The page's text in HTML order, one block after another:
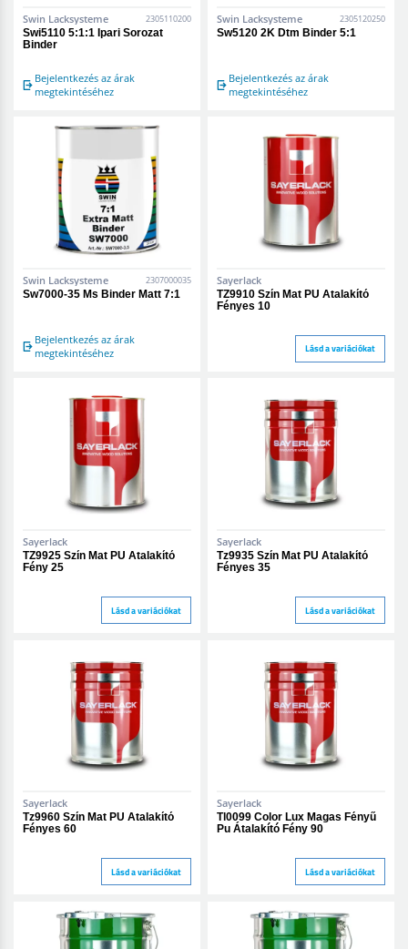
Swin Lacksysteme 2305110200
Swi5110 5:1:1 Ipari Sorozat
Binder
Bejelentkezés az árak
megtekintéséhez
Swin Lacksysteme 2305120250
Sw5120 2K Dtm Binder 5:1
Bejelentkezés az árak
megtekintéséhez
Swin Lacksysteme 2307000035
Sw7000-35 Ms Binder Matt 7:1
Bejelentkezés az árak
megtekintéséhez
Sayerlack
TZ9910 Szín Mat PU Átalakító
Fényes 10
Lásd a variációkat
Sayerlack
TZ9925 Szín Mat PU Átalakító
Fény 25
Lásd a variációkat
Sayerlack
Tz9935 Szín Mat PU Átalakító
Fényes 35
Lásd a variációkat
Sayerlack
Tz9960 Szín Mat PU Átalakító
Fényes 60
Lásd a variációkat
Sayerlack
Tl0099 Color Lux Magas Fényű
Pu Átalakító Fény 90
Lásd a variációkat